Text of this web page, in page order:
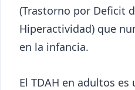
(Trastorno por Deficit
Hiperactividad) que
en la infancia.
El TDAH en adultos